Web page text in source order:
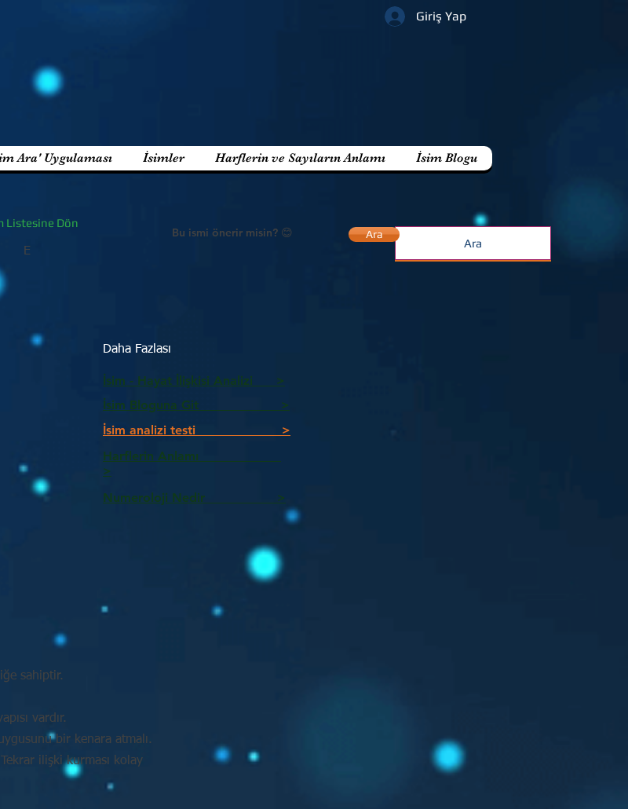
Giriş Yap
Ara' Uygulaması İsimler Harflerin ve Sayıların Anlamı İsim Blogu
Listesine Dön
E
Bu ismi önerir misin? 😊
Daha Fazlası
İsim - Hayat İlişkisi Analizi >
İsim Bloguna Git >
İsim analizi testi >
Harflerin Anlamı
>
Numeroloji Nedir_________ >
sahiptir.
vardır.
bir kenara atmalı.
ilişki kurması kolay
Ara